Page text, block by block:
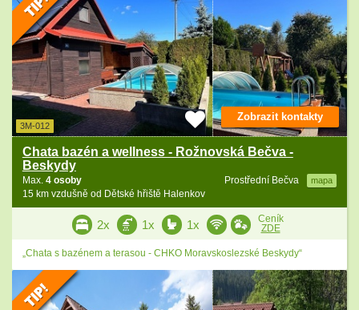
3M-012
Chata bazén a wellness - Rožnovská Bečva -
Beskydy
Prostřední Bečva mapa
Max. 4 osoby
15 km vzdušně od Dětské hřiště Halenkov
Zobrazit kontakty
2x 1x 1x
Ceník
ZDE
„Chata s bazénem a terasou - CHKO Moravskoslezské Beskydy“